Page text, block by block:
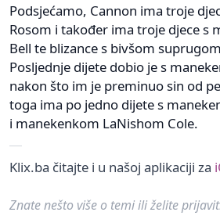
Podsjećamo, Cannon ima troje
Rosom i također ima troje djece s
Bell te blizance s bivšom
Posljednje dijete dobio je s
nakon što im je preminuo sin od
toga ima po jedno dijete s
i manekenkom LaNishom Cole.
Klix.ba čitajte i u našoj aplikaciji za
Znate nešto više o temi ili želite